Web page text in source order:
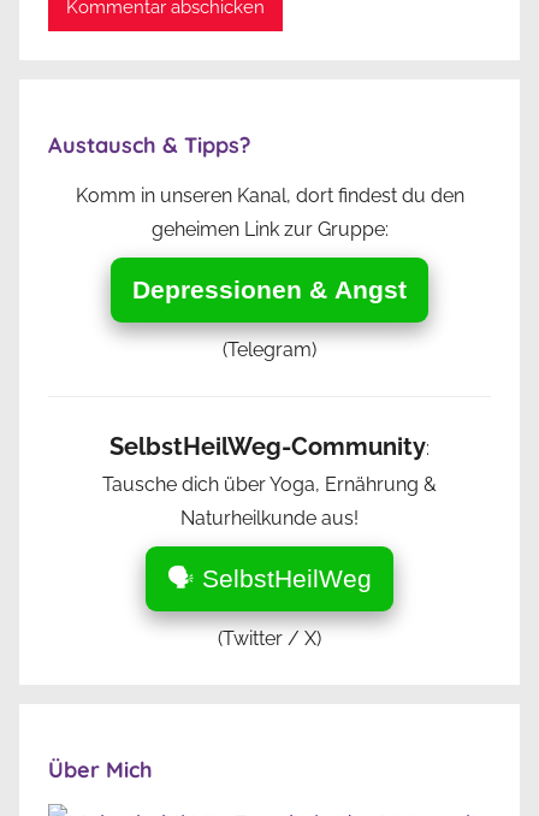
Austausch & Tipps?
Komm in unseren Kanal, dort findest du den
geheimen Link zur Gruppe:
Depressionen & Angst
(Telegram)
SelbstHeilWeg-Community:
Tausche dich über Yoga, Ernährung &
Naturheilkunde aus!
🗣️ SelbstHeilWeg
(Twitter / X)
Über Mich